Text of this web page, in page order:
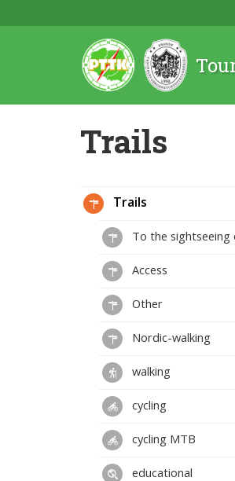
Trails
Trails
To the sightseeing
Access
Other
Nordic-walking
walking
cycling
cycling MTB
educational